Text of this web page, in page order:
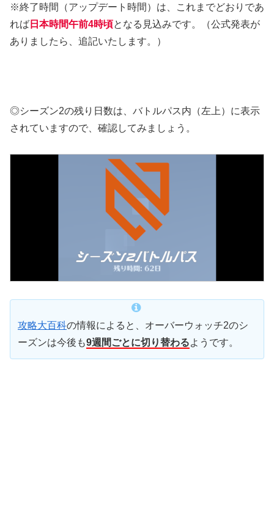
※終了時間（アップデート時間）は、これまでどおりであ
れば 日本時間午前4時頃となる見込みです。（公式発表が
ありましたら、追記いたします。）
◎シーズン2の残り日数は、バトルパス内（左上）に表示
されていますので、確認してみましょう。
攻略大百科の情報によると、オーバーウォッチ2のシ
ーズンは今後も9週間ごとに切り替わるようです。